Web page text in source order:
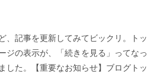
、記事を更新してみてビックリ。トッ
ジの表示が、「続きを見る」ってなっ
した。
【重要なお知らせ】ブログトッ